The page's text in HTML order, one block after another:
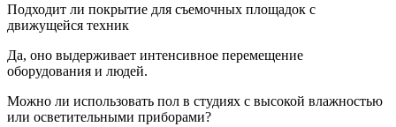
Подходит ли покрытие для съемочных площадок с
движущейся техник
Да, оно выдерживает интенсивное перемещение
оборудования и людей.
Можно ли использовать пол в студиях с высокой влажностью
или осветительными приборами?